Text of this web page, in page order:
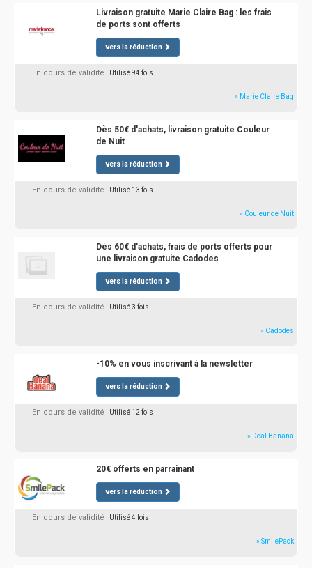
Livraison gratuite Marie Claire Bag : les frais
de ports sont offerts
vers la réduction
En cours de validité | Utilisé 94 fois
» Marie Claire Bag
Dès 50€ d'achats, livraison gratuite Couleur
de Nuit
vers la réduction
En cours de validité | Utilisé 13 fois
» Couleur de Nuit
Dès 60€ d'achats, frais de ports offerts pour
une livraison gratuite Cadodes
vers la réduction
En cours de validité | Utilisé 3 fois
» Cadodes
-10% en vous inscrivant à la newsletter
vers la réduction
En cours de validité | Utilisé 12 fois
» Deal Banana
20€ offerts en parrainant
vers la réduction
En cours de validité | Utilisé 4 fois
» SmilePack